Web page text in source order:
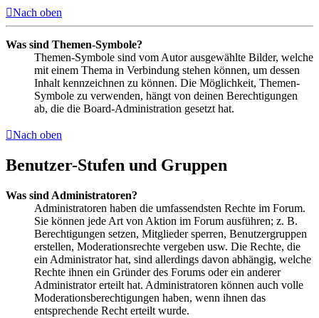
Nach oben
Was sind Themen-Symbole?
Themen-Symbole sind vom Autor ausgewählte Bilder, welche
mit einem Thema in Verbindung stehen können, um dessen
Inhalt kennzeichnen zu können. Die Möglichkeit, Themen-
Symbole zu verwenden, hängt von deinen Berechtigungen
ab, die die Board-Administration gesetzt hat.
Nach oben
Benutzer-Stufen und Gruppen
Was sind Administratoren?
Administratoren haben die umfassendsten Rechte im Forum.
Sie können jede Art von Aktion im Forum ausführen; z. B.
Berechtigungen setzen, Mitglieder sperren, Benutzergruppen
erstellen, Moderationsrechte vergeben usw. Die Rechte, die
ein Administrator hat, sind allerdings davon abhängig, welche
Rechte ihnen ein Gründer des Forums oder ein anderer
Administrator erteilt hat. Administratoren können auch volle
Moderationsberechtigungen haben, wenn ihnen das
entsprechende Recht erteilt wurde.